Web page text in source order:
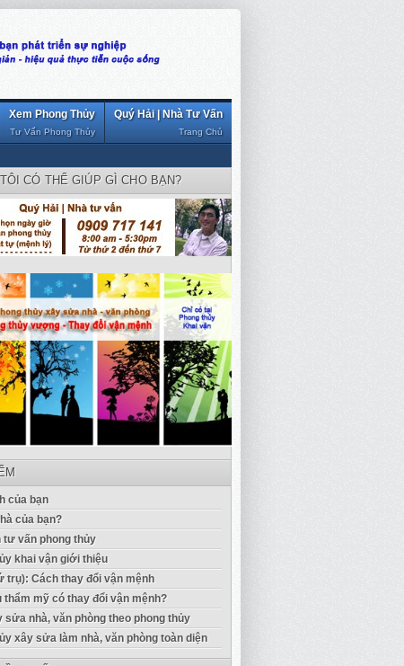
Quý Hải | Nhà Tư Vấn
Trang Chủ
Xem Phong Thủy
Tư Vấn Phong Thủy
CÓ THỂ GIÚP GÌ CHO BẠN?
của bạn
của bạn?
tư vấn phong thủy
khai vận giới thiệu
trụ): Cách thay đổi vận mệnh
thẩm mỹ có thay đổi vận mệnh?
sửa nhà, văn phòng theo phong thủy
xây sửa làm nhà, văn phòng toàn diện